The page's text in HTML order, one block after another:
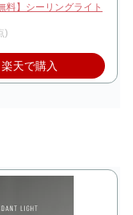
料】シーリングライト
)
楽天で購入